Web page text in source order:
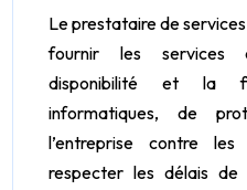
Le prestataire de
fournir les services
disponibilité et la
informatiques, de
l’entreprise contre
respecter les délais